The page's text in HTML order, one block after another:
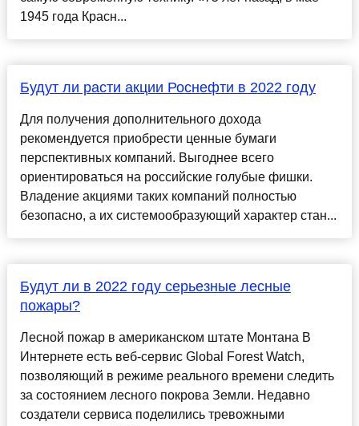
1945 года Красн...
Будут ли расти акции Роснефти в 2022 году
Для получения дополнительного дохода
рекомендуется приобрести ценные бумаги
перспективных компаний. Выгоднее всего
ориентироваться на российские голубые фишки.
Владение акциями таких компаний полностью
безопасно, а их системообразующий характер стан...
Будут ли в 2022 году серьезные лесные
пожары?
Лесной пожар в американском штате Монтана В
Интернете есть веб-сервис Global Forest Watch,
позволяющий в режиме реального времени следить
за состоянием лесного покрова Земли. Недавно
создатели сервиса поделились тревожными